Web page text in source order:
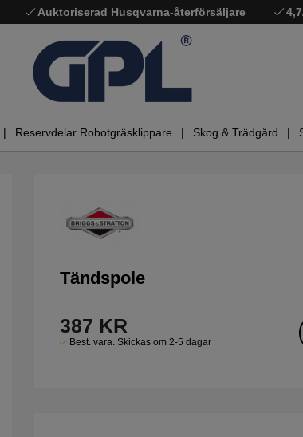
Auktoriserad Husqvarna-återförsäljare
Reservdelar Robotgräsklippare Skog & Trädgård
Tändspole
387 KR
Best. vara. Skickas om 2-5 dagar